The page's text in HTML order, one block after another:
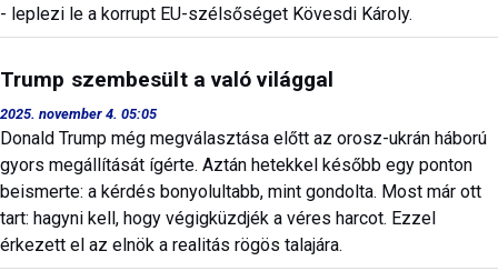
- leplezi le a korrupt EU-szélsőséget Kövesdi Károly.
Trump szembesült a való világgal
2025. november 4. 05:05
Donald Trump még megválasztása előtt az orosz-ukrán háború
gyors megállítását ígérte. Aztán hetekkel később egy ponton
beismerte: a kérdés bonyolultabb, mint gondolta. Most már ott
tart: hagyni kell, hogy végigküzdjék a véres harcot. Ezzel
érkezett el az elnök a realitás rögös talajára.